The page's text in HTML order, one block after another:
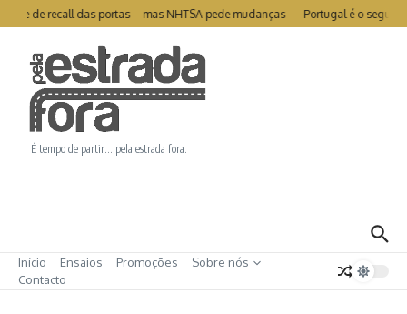
Ir para o conteúdo
se de recall das portas – mas NHTSA pede mudanças Portugal é o
É tempo de partir… pela estrada fora.
Início Ensaios Promoções
Sobre nós
Contacto